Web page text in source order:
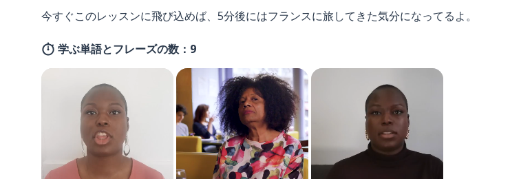
今すぐこのレッスンに飛び込めば、5分後にはフランスに旅してきた気分になってるよ。
学ぶ単語とフレーズの数：9